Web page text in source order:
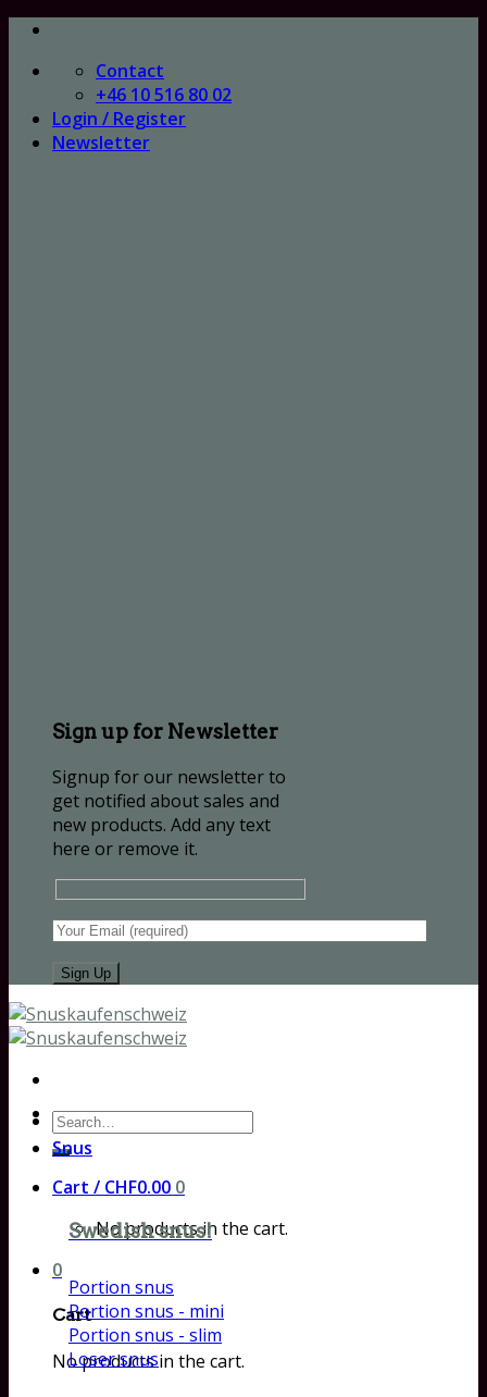
Skip
content
Contact
+46 10 516 80 02
Login / Register
Newsletter
Sign up for Newsletter
Signup for our newsletter to
get notified about sales and
new products. Add any text
here or remove it.
Search
for:
Cart / CHF0.00 0
No products in the cart.
0
Cart
No products in the cart.
Snus
Swedish snus!
Portion snus
Portion snus - mini
Portion snus - slim
Loser snus